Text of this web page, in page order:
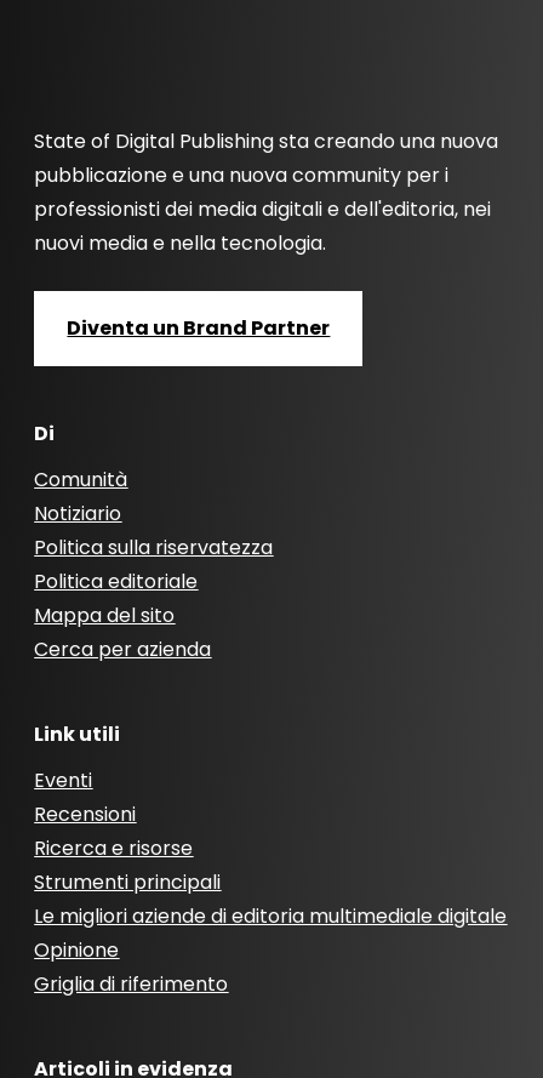
State of Digital Publishing sta creando una nuova
pubblicazione e una nuova community per i
professionisti dei media digitali e dell'editoria, nei
nuovi media e nella tecnologia.
Diventa un Brand Partner
Di
Comunità
Notiziario
Politica sulla riservatezza
Politica editoriale
Mappa del sito
Cerca per azienda
Link utili
Eventi
Recensioni
Ricerca e risorse
Strumenti principali
Le migliori aziende di editoria multimediale digitale
Opinione
Griglia di riferimento
Articoli in evidenza